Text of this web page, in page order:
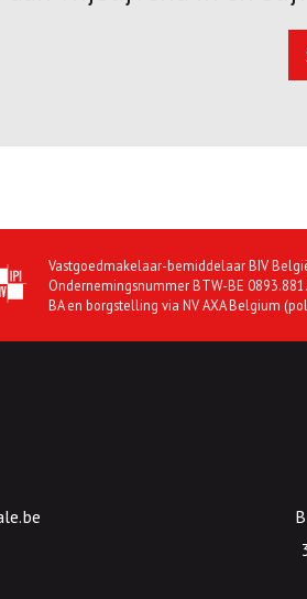
Vastgoedmakelaar-bemiddelaar BIV
Ondernemingsnummer BTW-BE
BA en borgstelling via NV AXA Belgium